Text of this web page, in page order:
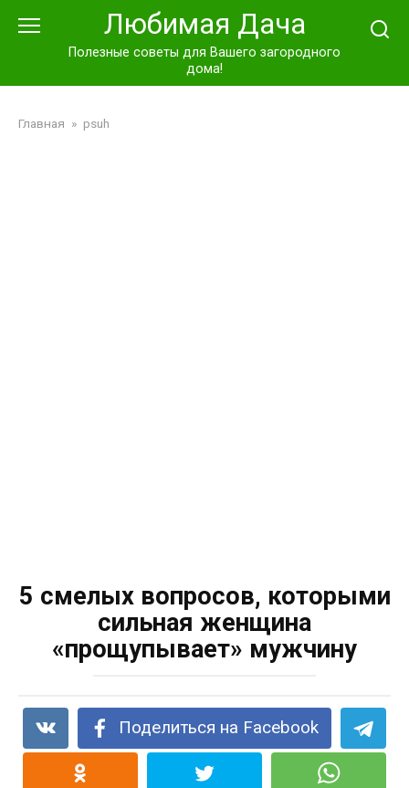
Любимая Дача
Полезные советы для Вашего загородного
дома!
Главная » psuh
5 смелых вопросов, которыми
сильная женщина
«прощупывает» мужчину
Поделиться на Facebook